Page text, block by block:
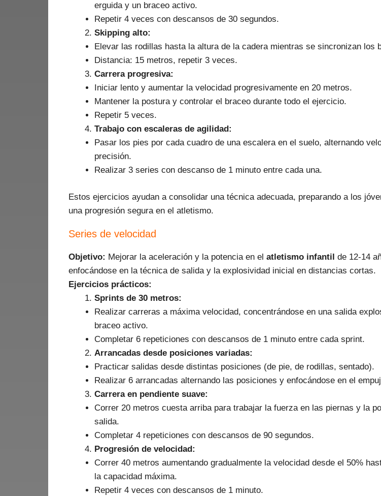
erguida y un braceo activo.
Repetir 4 veces con descansos de 30 segundos.
Skipping alto:
Elevar las rodillas hasta la altura de la cadera mientras se sincronizan los
Distancia: 15 metros, repetir 3 veces.
Carrera progresiva:
Iniciar lento y aumentar la velocidad progresivamente en 20 metros.
Mantener la postura y controlar el braceo durante todo el ejercicio.
Repetir 5 veces.
Trabajo con escaleras de agilidad:
Pasar los pies por cada cuadro de una escalera en el suelo, alternando
precisión.
Realizar 3 series con descanso de 1 minuto entre cada una.
Estos ejercicios ayudan a consolidar una técnica adecuada, preparando a los
una progresión segura en el atletismo.
Series de velocidad
Objetivo: Mejorar la aceleración y la potencia en el atletismo infantil de 12-14
enfocándose en la técnica de salida y la explosividad inicial en distancias cortas.
Ejercicios prácticos:
Sprints de 30 metros:
Realizar carreras a máxima velocidad, concentrándose en una salida
braceo activo.
Completar 6 repeticiones con descansos de 1 minuto entre cada sprint.
Arrancadas desde posiciones variadas:
Practicar salidas desde distintas posiciones (de pie, de rodillas, sentado).
Realizar 6 arrancadas alternando las posiciones y enfocándose en el
Carrera en pendiente suave:
Correr 20 metros cuesta arriba para trabajar la fuerza en las piernas y la
salida.
Completar 4 repeticiones con descansos de 90 segundos.
Progresión de velocidad:
Correr 40 metros aumentando gradualmente la velocidad desde el 50%
la capacidad máxima.
Repetir 4 veces con descansos de 1 minuto.